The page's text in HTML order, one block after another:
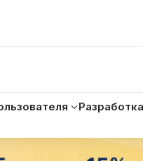
Разработка